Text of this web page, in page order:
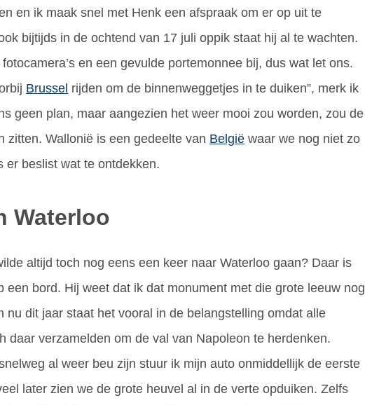
en ik maak snel met Henk een afspraak om er op uit te
bijtijds in de ochtend van 17 juli oppik staat hij al te wachten.
en een gevulde portemonnee bij, dus wat let ons.
Brussel rijden om de binnenweggetjes in te duiken”, merk ik
geen plan, maar aangezien het weer mooi zou worden, zou de
zitten. Wallonië is een gedeelte van België waar we nog niet zo
er beslist wat te ontdekken.
Waterloo
altijd toch nog eens een keer naar Waterloo gaan? Daar is
een bord. Hij weet dat ik dat monument met die grote leeuw nog
nu dit jaar staat het vooral in de belangstelling omdat alle
daar verzamelden om de val van Napoleon te herdenken.
al weer beu zijn stuur ik mijn auto onmiddellijk de eerste
later zien we de grote heuvel al in de verte opduiken. Zelfs